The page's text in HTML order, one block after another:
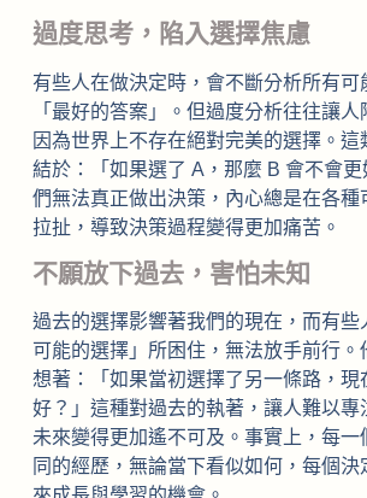
過度思考，陷入選擇焦慮
有些人在做決定時，會不斷分析所有可
「最好的答案」。但過度分析往往讓人
因為世界上不存在絕對完美的選擇。這
結於：「如果選了 A，那麼 B 會不會
們無法真正做出決策，內心總是在各種
拉扯，導致決策過程變得更加痛苦。
不願放下過去，害怕未知
過去的選擇影響著我們的現在，而有些
可能的選擇」所困住，無法放手前行。
想著：「如果當初選擇了另一條路，現
好？」這種對過去的執著，讓人難以專
未來變得更加遙不可及。事實上，每一
同的經歷，無論當下看似如何，每個決